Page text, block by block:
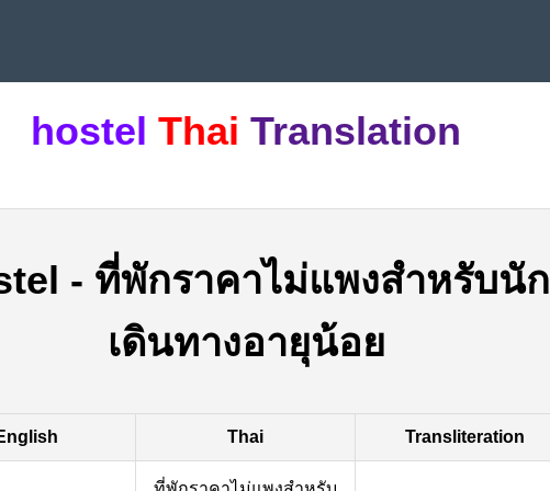
hostel Thai Translation
- ที่พักราคาไม่แพงสำหรับนัก
เดินทางอายุน้อย
Thai Transliteration